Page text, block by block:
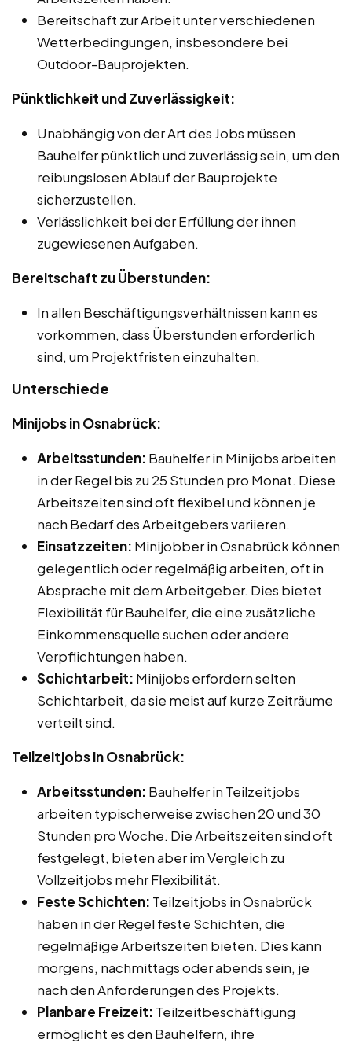
Bereitschaft zur Arbeit unter verschiedenen
Wetterbedingungen, insbesondere bei
Outdoor-Bauprojekten.
Pünktlichkeit und Zuverlässigkeit:
Unabhängig von der Art des Jobs müssen
Bauhelfer pünktlich und zuverlässig sein, um den
reibungslosen Ablauf der Bauprojekte
sicherzustellen.
Verlässlichkeit bei der Erfüllung der ihnen
zugewiesenen Aufgaben.
Bereitschaft zu Überstunden:
In allen Beschäftigungsverhältnissen kann es
vorkommen, dass Überstunden erforderlich
sind, um Projektfristen einzuhalten.
Unterschiede
Minijobs in Osnabrück:
Arbeitsstunden: Bauhelfer in Minijobs arbeiten
in der Regel bis zu 25 Stunden pro Monat. Diese
Arbeitszeiten sind oft flexibel und können je
nach Bedarf des Arbeitgebers variieren.
Einsatzzeiten: Minijobber in Osnabrück können
gelegentlich oder regelmäßig arbeiten, oft in
Absprache mit dem Arbeitgeber. Dies bietet
Flexibilität für Bauhelfer, die eine zusätzliche
Einkommensquelle suchen oder andere
Verpflichtungen haben.
Schichtarbeit: Minijobs erfordern selten
Schichtarbeit, da sie meist auf kurze Zeiträume
verteilt sind.
Teilzeitjobs in Osnabrück:
Arbeitsstunden: Bauhelfer in Teilzeitjobs
arbeiten typischerweise zwischen 20 und 30
Stunden pro Woche. Die Arbeitszeiten sind oft
festgelegt, bieten aber im Vergleich zu
Vollzeitjobs mehr Flexibilität.
Feste Schichten: Teilzeitjobs in Osnabrück
haben in der Regel feste Schichten, die
regelmäßige Arbeitszeiten bieten. Dies kann
morgens, nachmittags oder abends sein, je
nach den Anforderungen des Projekts.
Planbare Freizeit: Teilzeitbeschäftigung
ermöglicht es den Bauhelfern, ihre